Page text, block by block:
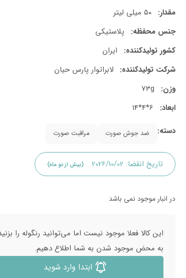
مقدار: ۵۰ میلی لیتر
جنس محفظه:
پلاستیکی
کشور تولید‎کننده:
ایران
شرکت تولید‎کننده:
لابراتوار پارس حیان
وزن:
73g
ابعاد:
6*4*14
دسته:
ضد جوش صورت مراقبت صورت
تاریخ انقضا:2026/10/02 (بیش از دو ماه)
در انبار موجود نمی باشد
این کالا فعلا موجود نیست اما می‌توانید رنگوله را
به محض موجود شدن به شما اطلاع دهیم.
ابتدا وارد شوید